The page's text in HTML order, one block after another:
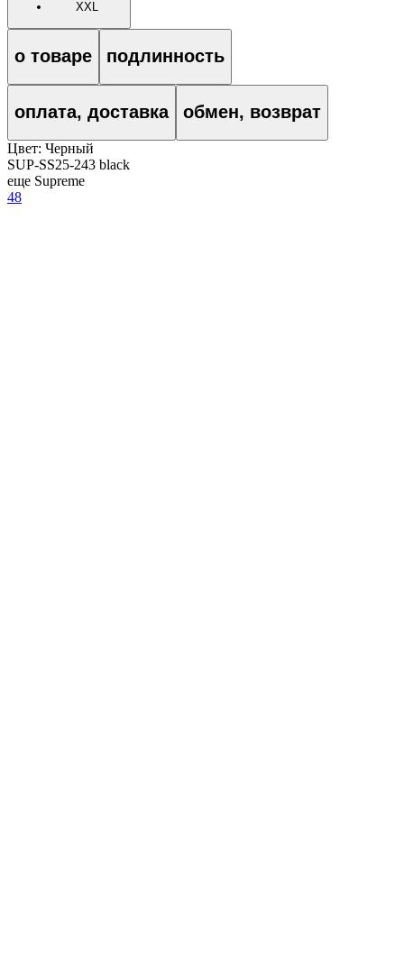
XXL
о товаре подлинность
оплата, доставка обмен, возврат
Цвет: Черный
SUP-SS25-243 black
еще Supreme
48